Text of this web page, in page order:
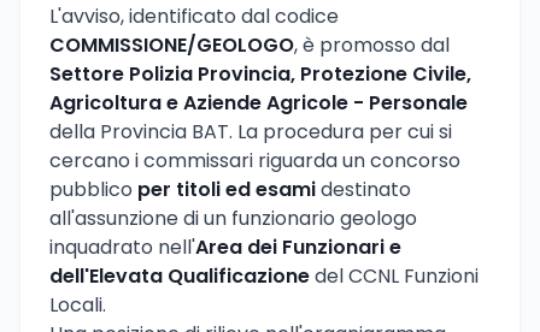
L'avviso, identificato dal codice
COMMISSIONE/GEOLOGO, è promosso dal
Settore Polizia Provincia, Protezione Civile,
Agricoltura e Aziende Agricole - Personale
della Provincia BAT. La procedura per cui si
cercano i commissari riguarda un concorso
pubblico per titoli ed esamidestinato
all'assunzione di un funzionario geologo
inquadrato nell'Area dei Funzionari e
dell'Elevata Qualificazionedel CCNL Funzioni
Locali.